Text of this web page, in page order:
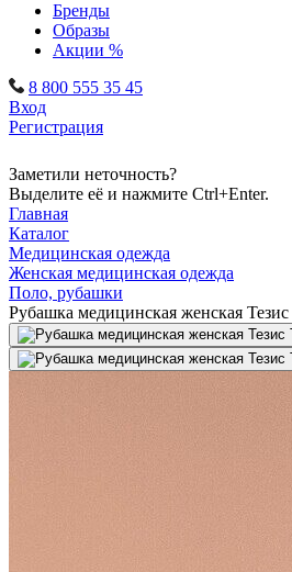
Бренды
Образы
Акции %
8 800 555 35 45
Вход
Регистрация
Заметили неточность?
Выделите её и нажмите Ctrl+Enter.
Главная
Каталог
Медицинская одежда
Женская медицинская одежда
Поло, рубашки
Рубашка медицинская женская